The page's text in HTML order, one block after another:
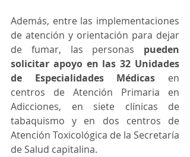
Además, entre las implementaciones
de atención y orientación para dejar
de fumar, las personas pueden
solicitar apoyo en las 32 Unidades
de Especialidades Médicas en
centros de Atención Primaria en
Adicciones, en siete clínicas de
tabaquismo y en dos centros de
Atención Toxicológica de la Secretaría
de Salud capitalina.